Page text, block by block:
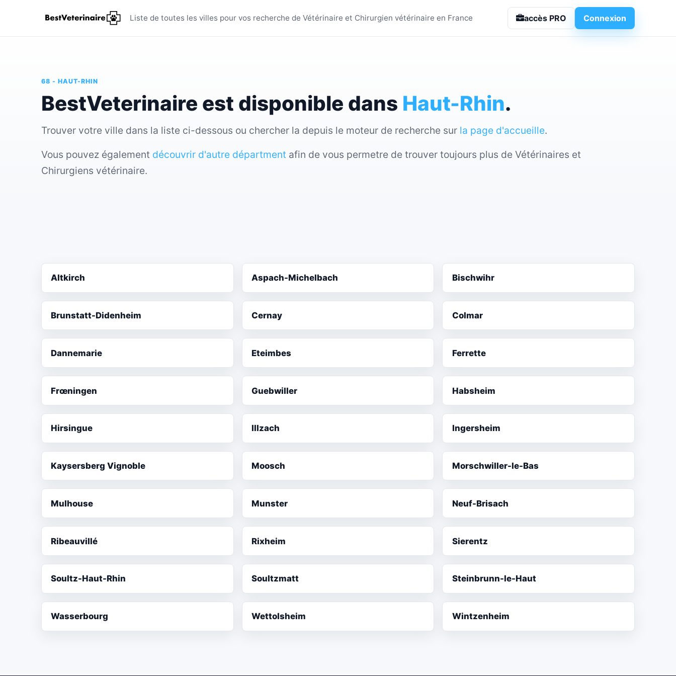
Toutes les villes - BestVeterinaire
Liste de toutes les villes pour vos recherche de Vétérinaire et Chirurgien vétérinaire en France accès PRO Connexion
68 - HAUT-RHIN
BestVeterinaire est disponible dans Haut-Rhin.
Trouver votre ville dans la liste ci-dessous ou chercher la depuis le moteur de recherche sur la page d'accueille.
Vous pouvez également découvrir d'autre départment afin de vous permetre de trouver toujours plus de Vétérinaires et
Chirurgiens vétérinaire.
Altkirch Aspach-Michelbach Bischwihr
Brunstatt-Didenheim Cernay Colmar
Dannemarie Eteimbes Ferrette
Frœningen Guebwiller Habsheim
Hirsingue Illzach Ingersheim
Kaysersberg Vignoble Moosch Morschwiller-le-Bas
Mulhouse Munster Neuf-Brisach
Ribeauvillé Rixheim Sierentz
Soultz-Haut-Rhin Soultzmatt Steinbrunn-le-Haut
Wasserbourg Wettolsheim Wintzenheim